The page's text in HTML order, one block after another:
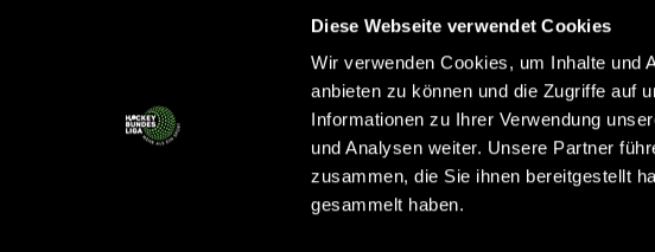
Diese Webseite verwendet Cookies
Wir verwenden Cookies, um Inhalte und
anbieten zu können und die Zugriffe auf
Informationen zu Ihrer Verwendung
und Analysen weiter. Unsere Partner
zusammen, die Sie ihnen bereitgestellt
gesammelt haben.
Halle. Insgesamt sind über 60 Vereine unter dem
Dach der Hockeyliga organisiert, sowohl im
Herren als auch im Damen Bereich.